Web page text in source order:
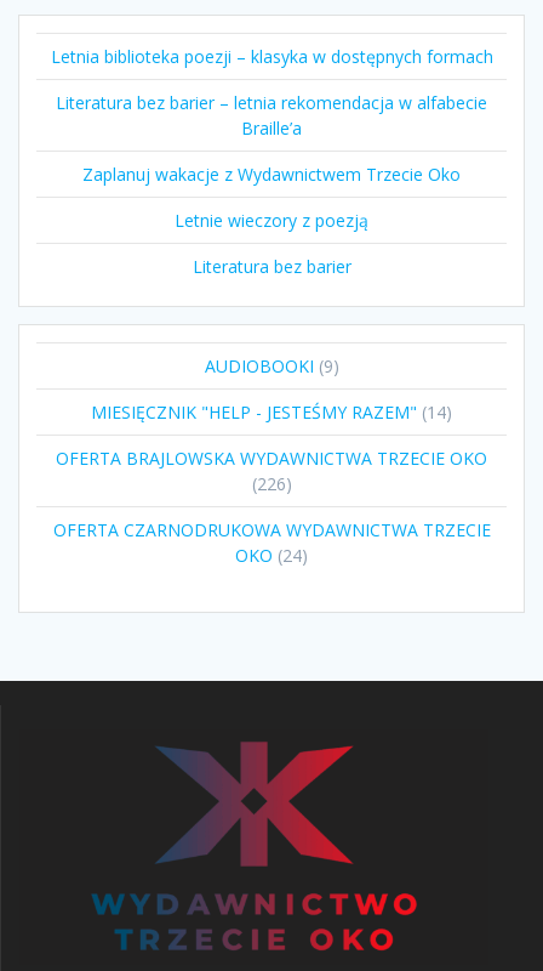
Letnia biblioteka poezji – klasyka w dostępnych formach
Literatura bez barier – letnia rekomendacja w alfabecie
Braille’a
Zaplanuj wakacje z Wydawnictwem Trzecie Oko
Letnie wieczory z poezją
Literatura bez barier
AUDIOBOOKI 99
produktów
MIESIĘCZNIK "HELP - JESTEŚMY RAZEM" 1414
produktów
OFERTA BRAJLOWSKA WYDAWNICTWA TRZECIE OKO
226226
produktów
OFERTA CZARNODRUKOWA WYDAWNICTWA TRZECIE
OKO 2424